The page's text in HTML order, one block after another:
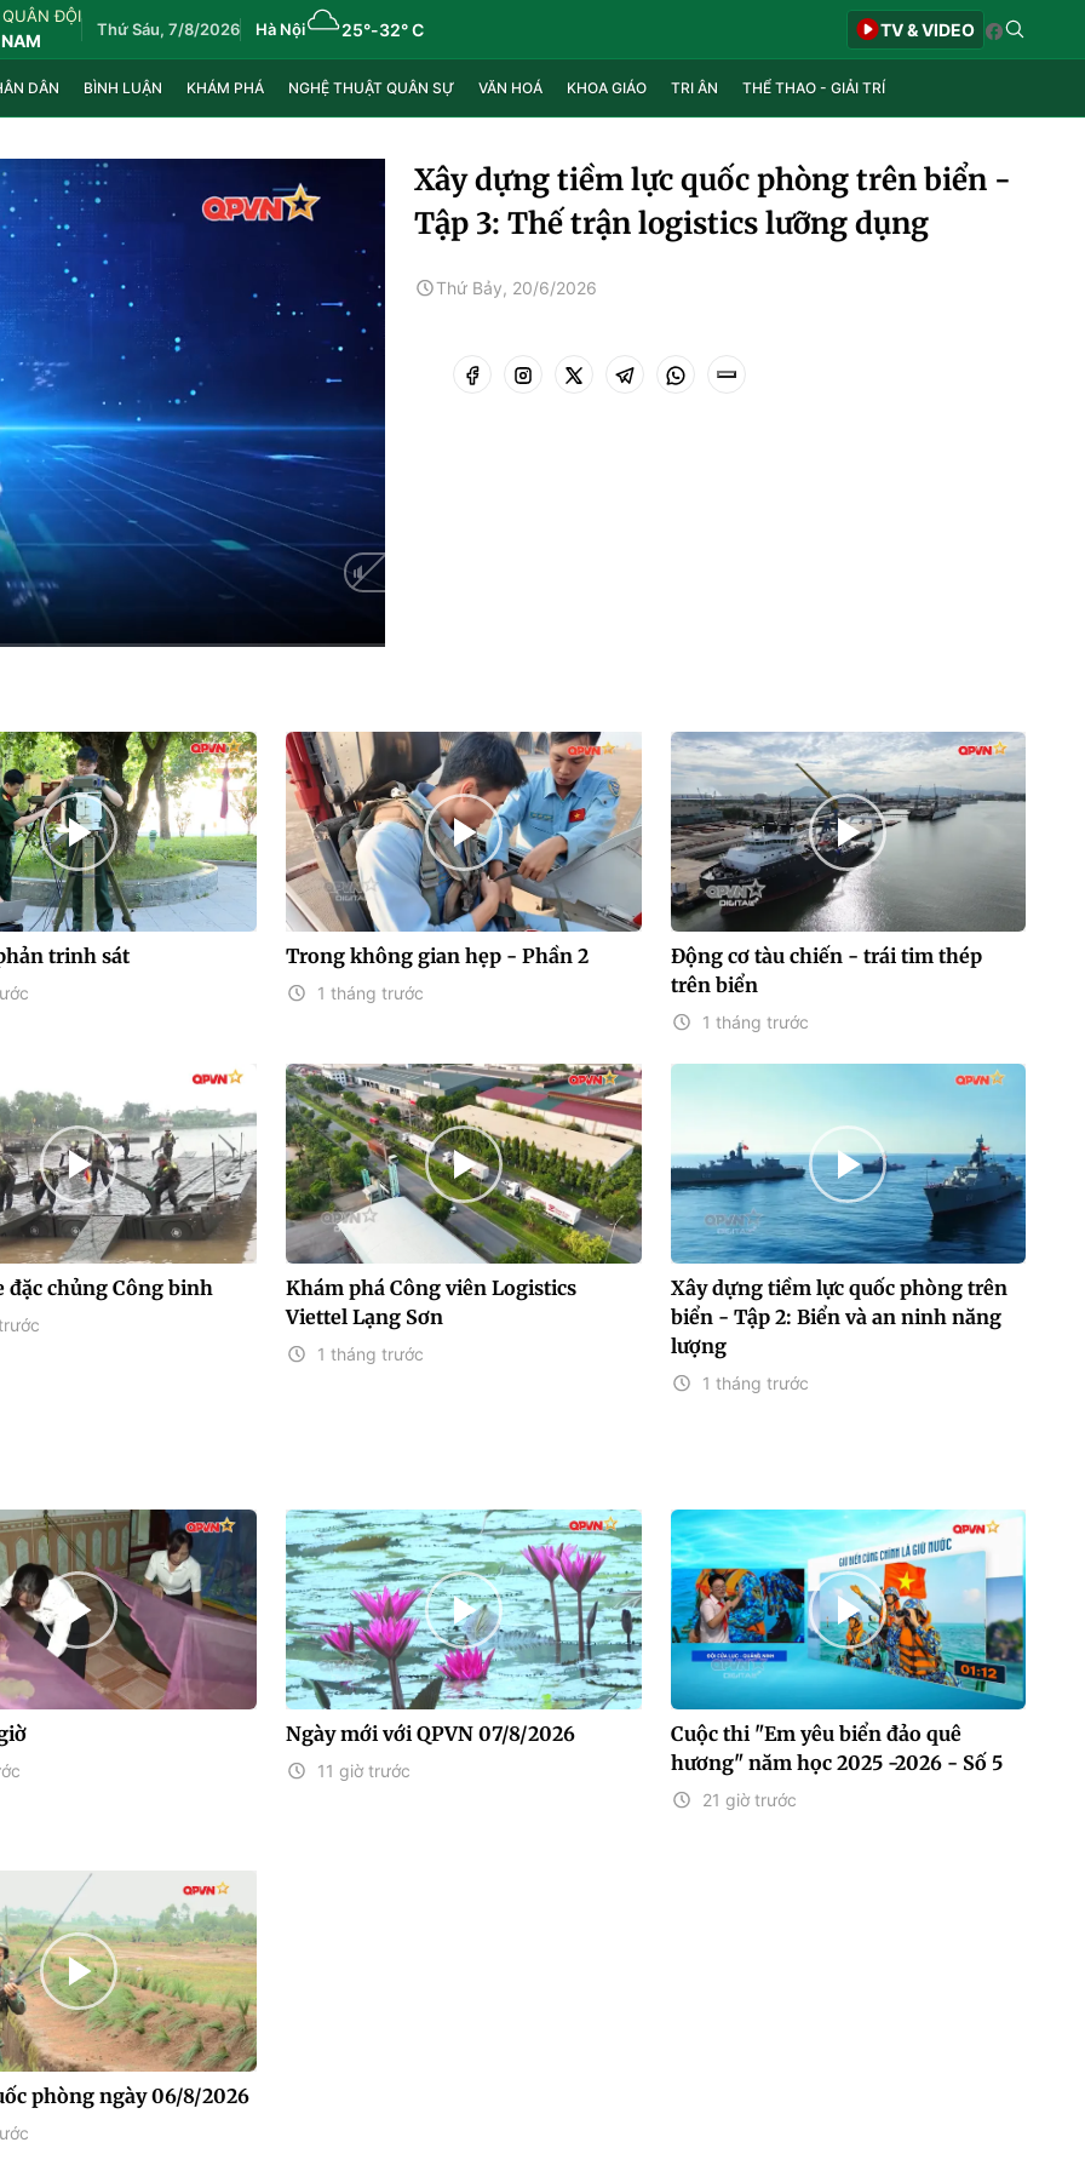
ĐỘI
Thứ Sáu, 7/8/2026 Hà Nội 25°-32° C TV & VIDEO
DÂN BÌNH LUẬN KHÁM PHÁ NGHỆ THUẬT QUÂN SỰ VĂN HOÁ KHOA GIÁO TRI ÂN THỂ THAO - GIẢI TRÍ
Xây dựng tiềm lực quốc phòng trên biển -
Tập 3: Thế trận logistics lưỡng dụng
Thứ Bảy, 20/6/2026
trinh sát Trong không gian hẹp - Phần 2
1 tháng trước
Động cơ tàu chiến - trái tim thép
trên biển
1 tháng trước
đặc chủng Công binh
Khám phá Công viên Logistics
Viettel Lạng Sơn
1 tháng trước
Xây dựng tiềm lực quốc phòng trên
biển - Tập 2: Biển và an ninh năng
lượng
1 tháng trước
Ngày mới với QPVN 07/8/2026
11 giờ trước
Cuộc thi "Em yêu biển đảo quê
hương" năm học 2025 -2026 - Số 5
21 giờ trước
phòng ngày 06/8/2026